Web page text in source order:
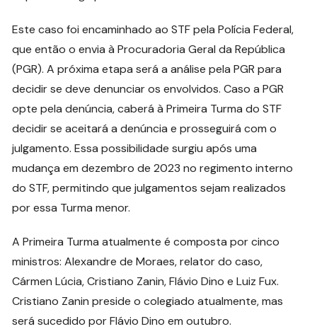
Este caso foi encaminhado ao STF pela Polícia Federal,
que então o envia à Procuradoria Geral da República
(PGR). A próxima etapa será a análise pela PGR para
decidir se deve denunciar os envolvidos. Caso a PGR
opte pela denúncia, caberá à Primeira Turma do STF
decidir se aceitará a denúncia e prosseguirá com o
julgamento. Essa possibilidade surgiu após uma
mudança em dezembro de 2023 no regimento interno
do STF, permitindo que julgamentos sejam realizados
por essa Turma menor.
A Primeira Turma atualmente é composta por cinco
ministros: Alexandre de Moraes, relator do caso,
Cármen Lúcia, Cristiano Zanin, Flávio Dino e Luiz Fux.
Cristiano Zanin preside o colegiado atualmente, mas
será sucedido por Flávio Dino em outubro.